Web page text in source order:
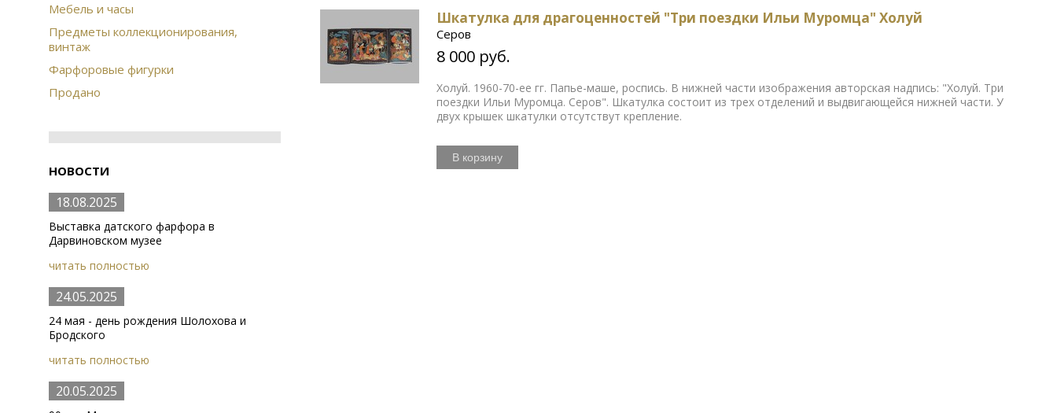
Мебель и часы
Предметы коллекционирования,
винтаж
Фарфоровые фигурки
Продано
НОВОСТИ
18.08.2025
Выставка датского фарфора в
Дарвиновском музее
читать полностью
24.05.2025
24 мая - день рождения Шолохова и
Бродского
читать полностью
20.05.2025
Шкатулка для драгоценностей "Три поездки Ильи Муромца" Холуй
Серов
8 000 руб.
Холуй. 1960-70-ее гг. Папье-маше, роспись. В нижней части изображения авторская надпись: "Холуй. Три
поездки Ильи Муромца. Серов". Шкатулка состоит из трех отделений и выдвигающейся нижней части. У
двух крышек шкатулки отсутствут крепление.
В корзину